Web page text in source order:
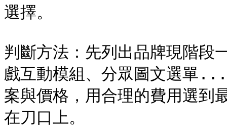
選擇。
判斷方法：先列出品牌現階段
戲互動模組、分眾圖文選單
案與價格，用合理的費用選到
在刀口上。